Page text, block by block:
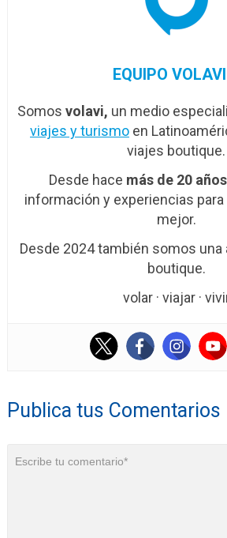
EQUIPO VOLAVI
Somosvolavi, un medio
viajes y turismoen
viajes boutique.
Desde hace más de 20 años
información y experiencias para
mejor.
Desde 2024 también somos una
boutique.
volar · viajar ·
Publica tus Comentarios